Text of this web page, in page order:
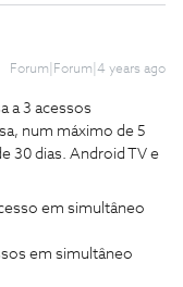
Forum|Forum|4 years ago
a 3 acessos
num máximo de 5
30 dias. Android TV e
em simultâneo
em simultâneo